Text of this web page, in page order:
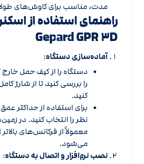
مدت، مناسب برای کاوش‌های
Gepard GPR ۳D
آماده‌سازی دستگاه:
دستگاه را از کیف حمل خارج
را بررسی کنید تا از شارژ
کنید.
برای استفاده از حداکثر
نظر را انتخاب کنید. در
معمولاً از فرکانس‌های
می‌شود.
نصب نرم‌افزار و اتصال به دستگاه: